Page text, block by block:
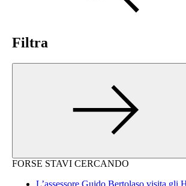
Filtra
FORSE STAVI CERCANDO
L’assessore Guido Bertolaso visita gli